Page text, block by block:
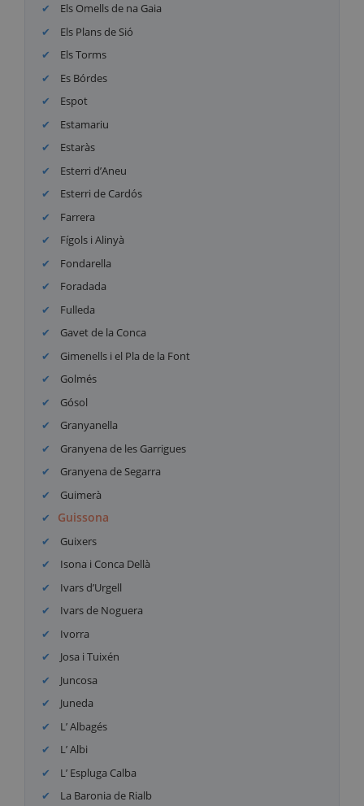
Els Omells de na Gaia
Els Plans de Sió
Els Torms
Es Bórdes
Espot
Estamariu
Estaràs
Esterri d’Aneu
Esterri de Cardós
Farrera
Fígols i Alinyà
Fondarella
Foradada
Fulleda
Gavet de la Conca
Gimenells i el Pla de la Font
Golmés
Gósol
Granyanella
Granyena de les Garrigues
Granyena de Segarra
Guimerà
Guissona
Guixers
Isona i Conca Dellà
Ivars d’Urgell
Ivars de Noguera
Ivorra
Josa i Tuixén
Juncosa
Juneda
L’ Albagés
L’ Albi
L’ Espluga Calba
La Baronia de Rialb